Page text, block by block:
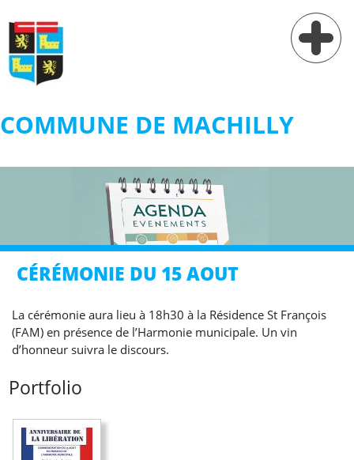
COMMUNE DE MACHILLY
Vie pratique
Services
Village
Contact
CÉRÉMONIE DU 15 AOUT
La cérémonie aura lieu à 18h30 à la Résidence St François
(FAM) en présence de l’Harmonie municipale. Un vin
d’honneur suivra le discours.
Portfolio